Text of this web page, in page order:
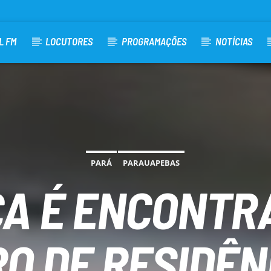
FM LOCUTORES PROGRAMAÇÕES NOTÍCIAS
PARÁ PARAUAPEBAS
É